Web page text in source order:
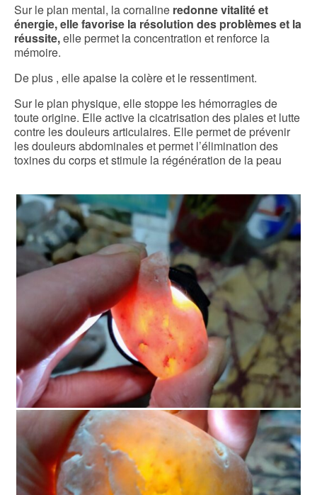
Sur le plan mental, la cornaline redonne vitalité et
énergie, elle favorise la résolution des problèmes et la
réussite,elle permet la concentration et renforce la
mémoire.
De plus , elle apaise la colère et le ressentiment.
Sur le plan physique, elle stoppe les hémorragies de
toute origine. Elle active la cicatrisation des plaies et lutte
contre les douleurs articulaires. Elle permet de prévenir
les douleurs abdominales et permet l’élimination des
toxines du corps et stimule la régénération de la peau